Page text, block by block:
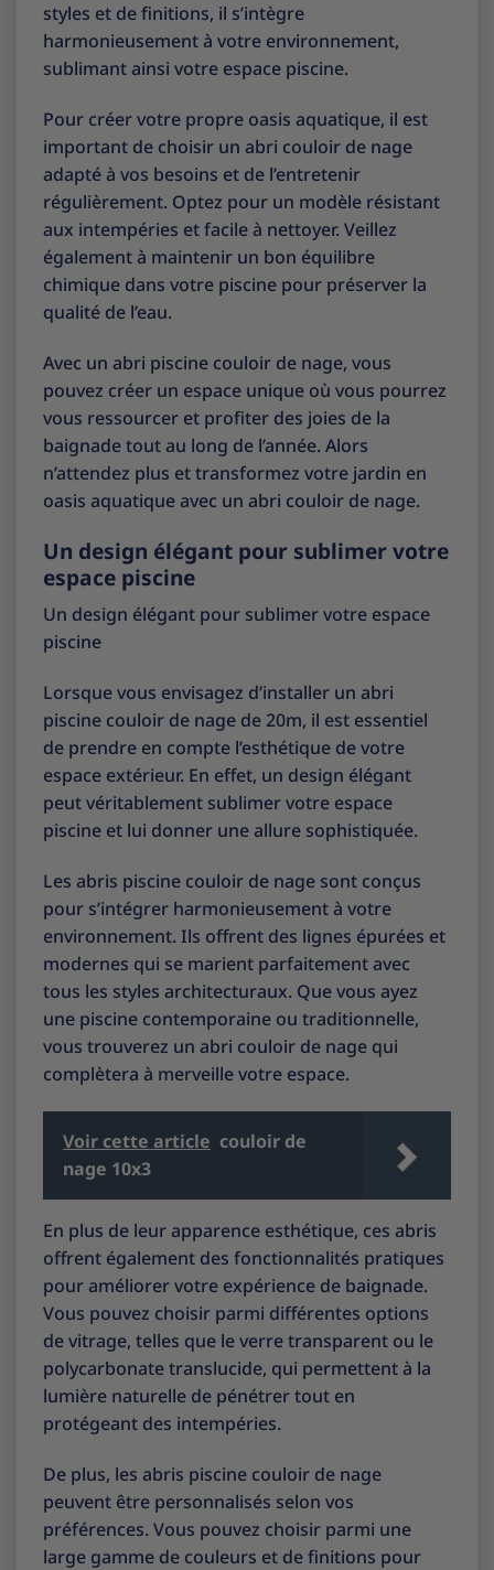
styles et de finitions, il s’intègre
harmonieusement à votre environnement,
sublimant ainsi votre espace piscine.
Pour créer votre propre oasis aquatique, il est
important de choisir un abri couloir de nage
adapté à vos besoins et de l’entretenir
régulièrement. Optez pour un modèle résistant
aux intempéries et facile à nettoyer. Veillez
également à maintenir un bon équilibre
chimique dans votre piscine pour préserver la
qualité de l’eau.
Avec un abri piscine couloir de nage, vous
pouvez créer un espace unique où vous pourrez
vous ressourcer et profiter des joies de la
baignade tout au long de l’année. Alors
n’attendez plus et transformez votre jardin en
oasis aquatique avec un abri couloir de nage.
Un design élégant pour sublimer votre
espace piscine
Un design élégant pour sublimer votre espace
piscine
Lorsque vous envisagez d’installer un abri
piscine couloir de nage de 20m, il est essentiel
de prendre en compte l’esthétique de votre
espace extérieur. En effet, un design élégant
peut véritablement sublimer votre espace
piscine et lui donner une allure sophistiquée.
Les abris piscine couloir de nage sont conçus
pour s’intégrer harmonieusement à votre
environnement. Ils offrent des lignes épurées et
modernes qui se marient parfaitement avec
tous les styles architecturaux. Que vous ayez
une piscine contemporaine ou traditionnelle,
vous trouverez un abri couloir de nage qui
complètera à merveille votre espace.
Voir cette article couloir de
nage 10x3
En plus de leur apparence esthétique, ces abris
offrent également des fonctionnalités pratiques
pour améliorer votre expérience de baignade.
Vous pouvez choisir parmi différentes options
de vitrage, telles que le verre transparent ou le
polycarbonate translucide, qui permettent à la
lumière naturelle de pénétrer tout en
protégeant des intempéries.
De plus, les abris piscine couloir de nage
peuvent être personnalisés selon vos
préférences. Vous pouvez choisir parmi une
large gamme de couleurs et de finitions pour